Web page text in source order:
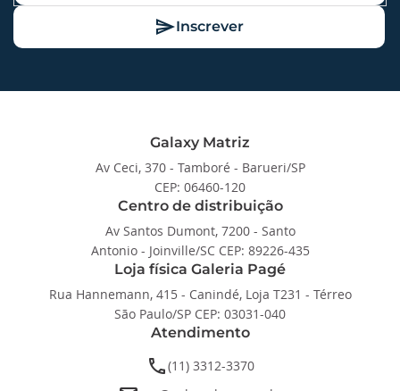
Inscrever
Galaxy Matriz
Av Ceci, 370 - Tamboré - Barueri/SP
CEP: 06460-120
Centro de distribuição
Av Santos Dumont, 7200 - Santo
Antonio - Joinville/SC CEP: 89226-435
Loja física Galeria Pagé
Rua Hannemann, 415 - Canindé, Loja T231 - Térreo
São Paulo/SP CEP: 03031-040
Atendimento
phone(11) 3312-3370